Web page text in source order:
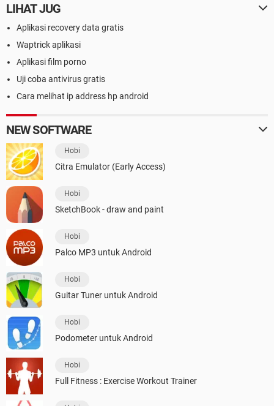
LIHAT JUG
Aplikasi recovery data gratis
Waptrick aplikasi
Aplikasi film porno
Uji coba antivirus gratis
Cara melihat ip address hp android
NEW SOFTWARE
Hobi
Citra Emulator (Early Access)
Hobi
SketchBook - draw and paint
Hobi
Palco MP3 untuk Android
Hobi
Guitar Tuner untuk Android
Hobi
Podometer untuk Android
Hobi
Full Fitness : Exercise Workout Trainer